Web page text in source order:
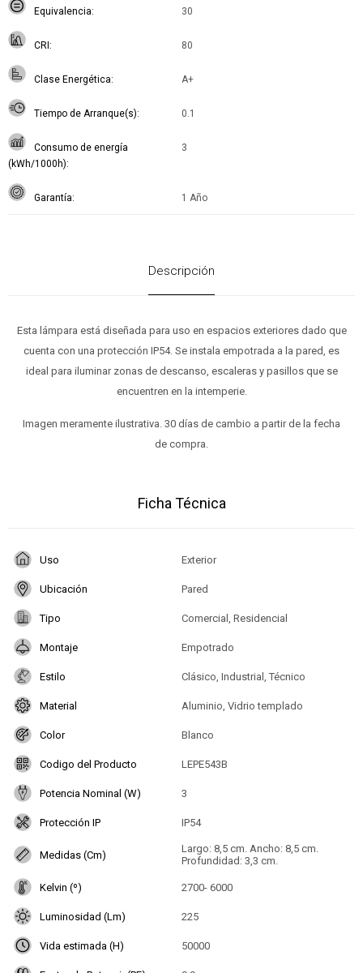
Equivalencia 30
CRI 80
Clase Energética A+
Tiempo de Arranque(s) 0.1
Consumo de energía
(kWh/1000h)
3
Garantía 1 Año
Descripción
Esta lámpara está diseñada para uso en espacios exteriores dado que
cuenta con una protección IP54. Se instala empotrada a la pared, es
ideal para iluminar zonas de descanso, escaleras y pasillos que se
encuentren en la intemperie.
Imagen meramente ilustrativa. 30 días de cambio a partir de la fecha
de compra.
Ficha Técnica
Uso Exterior
Ubicación Pared
Tipo Comercial, Residencial
Montaje Empotrado
Estilo Clásico, Industrial, Técnico
Material Aluminio, Vidrio templado
Color Blanco
Codigo del Producto LEPE543B
Potencia Nominal (W) 3
Protección IP IP54
Medidas (Cm)
Largo: 8,5 cm. Ancho: 8,5 cm.
Profundidad: 3,3 cm.
Kelvin (º) 2700- 6000
Luminosidad (Lm) 225
Vida estimada (H) 50000